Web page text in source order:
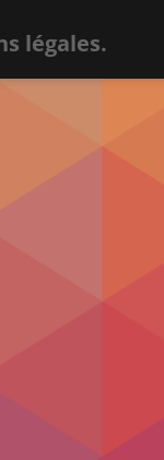
légales.